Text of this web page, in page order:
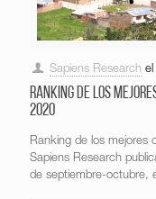
Sapiens Research el
Ranking de los
2020
Ranking de los mejores
Sapiens Research
de septiembre-octubre,